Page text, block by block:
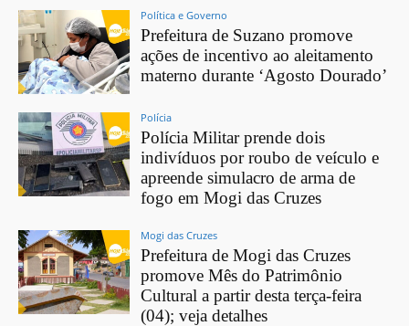
Política e Governo
Prefeitura de Suzano promove
ações de incentivo ao aleitamento
materno durante ‘Agosto Dourado’
Polícia
Polícia Militar prende dois
indivíduos por roubo de veículo e
apreende simulacro de arma de
fogo em Mogi das Cruzes
Mogi das Cruzes
Prefeitura de Mogi das Cruzes
promove Mês do Patrimônio
Cultural a partir desta terça-feira
(04); veja detalhes